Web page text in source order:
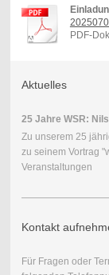
PDF-
Aktuelles
25 Jahre WSR:
Zu unserem 25
zu seinem Vortrag
Veranstaltungen
Kontakt
Für Fragen oder